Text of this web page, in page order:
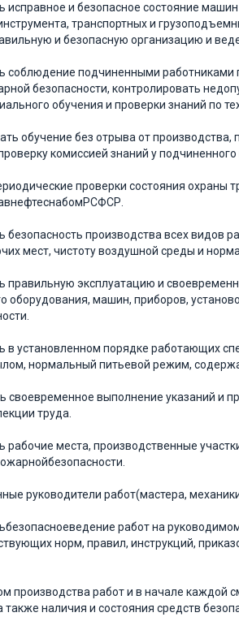
исправное и безопасное состояние
транспортных и
и безопасную организацию и
соблюдение подчиненными работниками
безопасности, контролировать
обучения и проверки знаний по
обучение без отрыва от
комиссией знаний у
проверки состояния охраны
безопасность производства всех
мест, чистоту воздушной среды и
правильную эксплуатацию и
оборудования, машин, приборов,
в установленном порядке работающих
нормальный питьевой режим,
своевременное выполнение указаний и
труда.
рабочие места, производственные
руководители работ(мастера,
работ на
норм, правил, инструкций,
производства работ и в начале каждой
также наличия и состояния средств